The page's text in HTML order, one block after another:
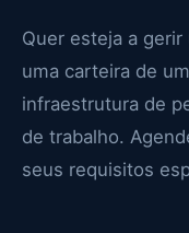
Quer esteja a
uma carteira de
infraestrutura de
de trabalho.
seus requisitos